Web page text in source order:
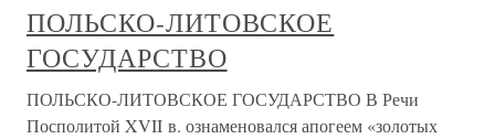
ПОЛЬСКО-ЛИТОВСКОЕ
ГОСУДАРСТВО
ПОЛЬСКО-ЛИТОВСКОЕ ГОСУДАРСТВО В Речи
Посполитой XVII в. ознаменовался апогеем «золотых